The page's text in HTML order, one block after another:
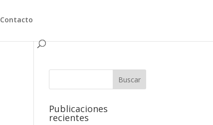
Contacto
Buscar
Publicaciones
recientes